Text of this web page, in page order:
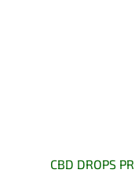
CBD DROPS